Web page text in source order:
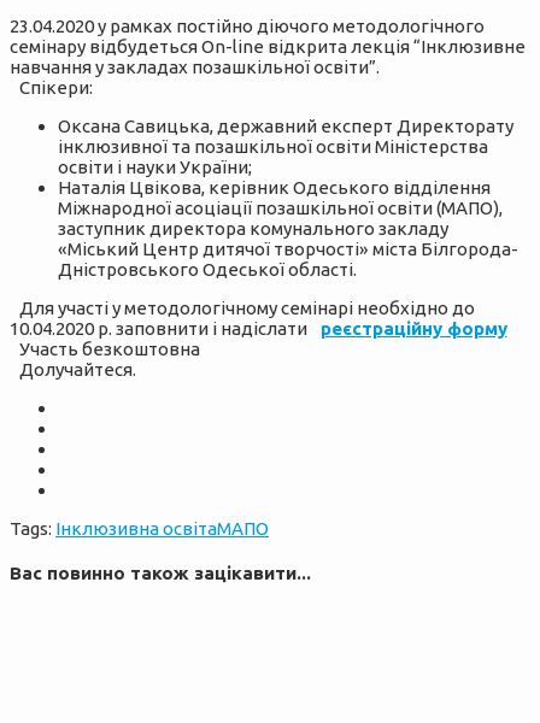
23.04.2020 у рамках постійно діючого методологічного
семінару відбудеться On-line відкрита лекція “Інклюзивне
навчання у закладах позашкільної освіти”.
Спікери:
Оксана Савицька, державний експерт Директорату
інклюзивної та позашкільної освіти Міністерства
освіти і науки України;
Наталія Цвікова, керівник Одеського відділення
Міжнародної асоціації позашкільної освіти (МАПО),
заступник директора комунального закладу
«Міський Центр дитячої творчості» міста Білгорода-
Дністровського Одеської області.
Для участі у методологічному семінарі необхідно до
10.04.2020 р. заповнити і надіслати
реєстраційну форму
Участь безкоштовна
Долучайтеся.
Tags: Інклюзивна освітаМАПО
Вас повинно також зацікавити...